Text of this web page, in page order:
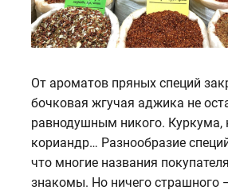
От ароматов пряных специй
бочковая жгучая аджика не
равнодушным никого. Куркума,
кориандр… Разнообразие
что многие названия
знакомы. Но ничего страшного